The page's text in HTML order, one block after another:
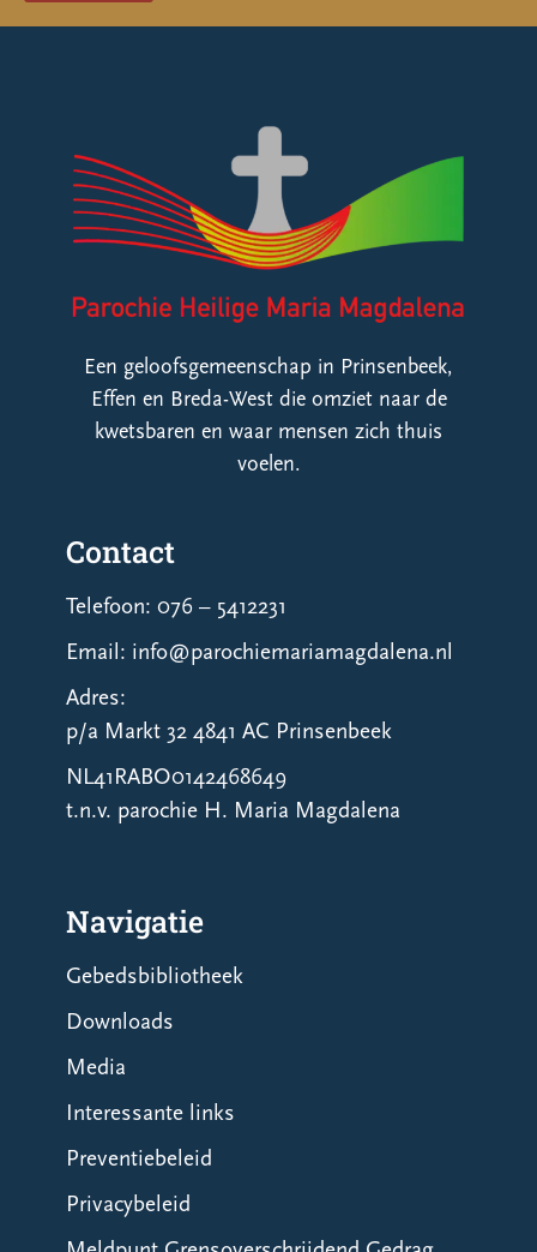
Een geloofsgemeenschap in Prinsenbeek,
Effen en Breda-West die omziet naar de
kwetsbaren en waar mensen zich thuis
voelen.
Contact
Telefoon: 076 – 5412231
Email: info@parochiemariamagdalena.nl
Adres:
p/a Markt 32 4841 AC Prinsenbeek
NL41RABO0142468649
t.n.v. parochie H. Maria Magdalena
Navigatie
Gebedsbibliotheek
Downloads
Media
Interessante links
Preventiebeleid
Privacybeleid